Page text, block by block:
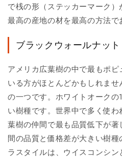
で桟の形（ステッカーマーク
最高の産地の材を最高の方法で
ブラックウォールナット
アメリカ広葉樹の中で最もポ
いる方がほとんどかもしれま
の一つです。ホワイトオーク
い樹種です。世界中で多く使
葉樹の仲間で最も品質低下が
間の品質と価格差が大きい樹
ラスタイルは、ウイスコンシ